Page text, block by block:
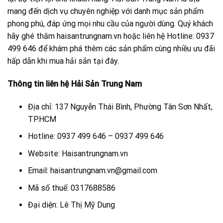
mang đến dịch vụ chuyên nghiệp với danh mục sản phẩm
phong phú, đáp ứng mọi nhu cầu của người dùng. Quý khách
hãy ghé thăm haisantrungnam.vn hoặc liên hệ Hotline: 0937
499 646 để khám phá thêm các sản phẩm cùng nhiều ưu đãi
hấp dẫn khi mua hải sản tại đây.
Thông tin liên hệ Hải Sản Trung Nam
Địa chỉ: 137 Nguyễn Thái Bình, Phường Tân Sơn Nhất,
TP.HCM
Hotline: 0937 499 646 – 0937 499 646
Website: Haisantrungnam.vn
Email: haisantrungnam.vn@gmail.com
Mã số thuế: 0317688586
Đại diện: Lê Thị Mỹ Dung